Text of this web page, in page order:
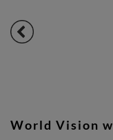
World Vision